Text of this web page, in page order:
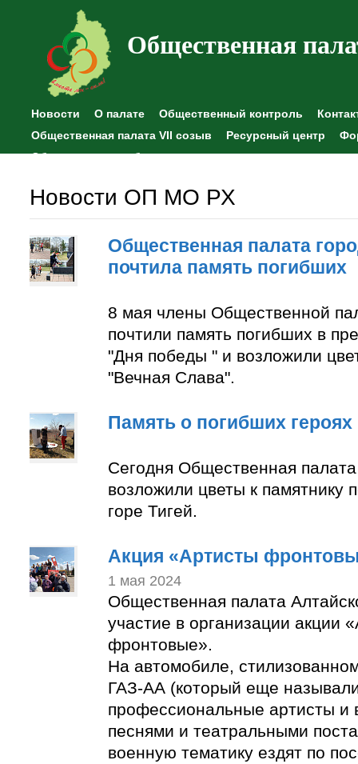
Общественная
Новости О палате Общественный контроль
Общественная палата VII созыв
Ресурсный центр
Общественные наблюдения
Новости ОП МО РХ
Общественная палата
почтила память погибших
8 мая члены Общественной
почтили память погибших в
"Дня победы " и возложили
"Вечная Слава".
Память о погибших героях
Сегодня Общественная
возложили цветы к памятнику
горе Тигей.
Акция «Артисты
1 мая 2024
Общественная палата
участие в организации акции
фронтовые».
На автомобиле,
ГАЗ-АА (который еще
профессиональные артисты и
песнями и театральными
военную тематику ездят по